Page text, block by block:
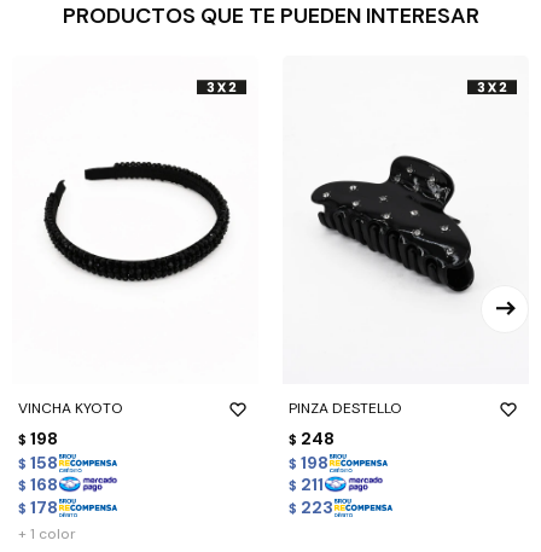
PRODUCTOS QUE TE PUEDEN INTERESAR
VINCHA KYOTO
$ 198
$ 158
$ 168
$ 178
+ 1 color
PINZA DESTELLO
$ 248
$ 198
$ 211
$ 223